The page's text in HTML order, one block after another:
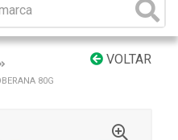
VOLTAR
80G